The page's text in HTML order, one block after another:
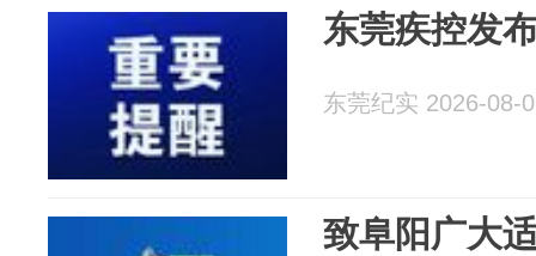
东莞疾控发
东莞纪实 2026-08-
致阜阳广大